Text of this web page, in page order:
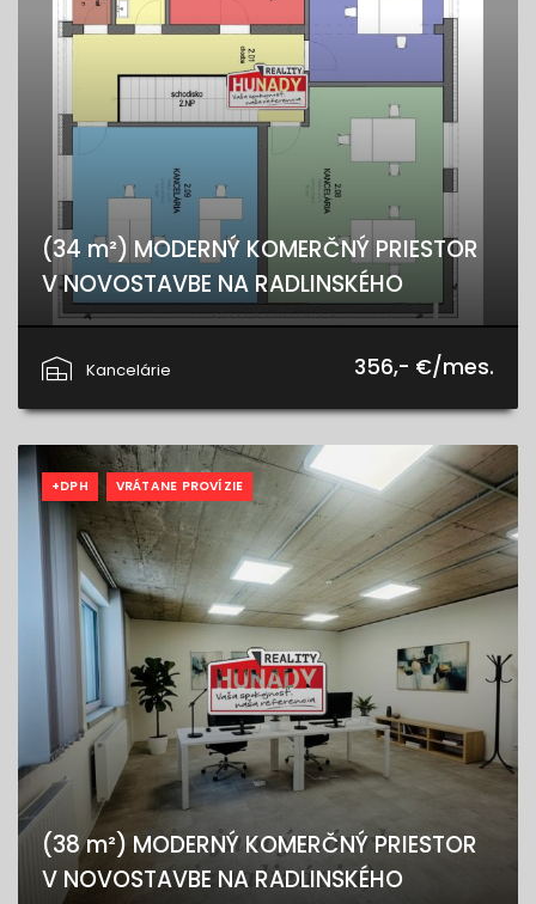
(34 m²) MODERNÝ KOMERČNÝ PRIESTOR
V NOVOSTAVBE NA RADLINSKÉHO
Kancelárie
356,- €/mes.
+DPH VRÁTANE PROVÍZIE
(38 m²) MODERNÝ KOMERČNÝ PRIESTOR
V NOVOSTAVBE NA RADLINSKÉHO